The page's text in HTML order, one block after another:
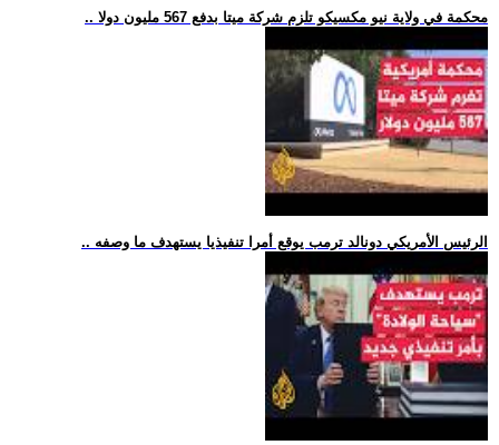
.. محكمة في ولاية نيو مكسيكو تلزم شركة ميتا بدفع 567 مليون دولا
.. الرئيس الأمريكي دونالد ترمب يوقع أمرا تنفيذيا يستهدف ما وصفه